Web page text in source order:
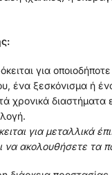
για
ένα ξεσκόνισμα ή
χρονικά διαστήματα
για μεταλλικά
να ακολουθήσετε τα